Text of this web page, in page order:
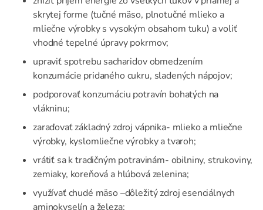
skrytej forme (tučné mäso, plnotučné mlieko a
mliečne výrobky s vysokým obsahom tuku) a voliť
vhodné tepelné úpravy pokrmov;
upraviť spotrebu sacharidov obmedzením
konzumácie pridaného cukru, sladených nápojov;
podporovať konzumáciu potravín bohatých na
vlákninu;
zaraďovať základný zdroj vápnika- mlieko a mliečne
výrobky, kyslomliečne výrobky a tvaroh;
vrátiť sa k tradičným potravinám- obilniny, strukoviny,
zemiaky, koreňová a hlúbová zelenina;
využívať chudé mäso –dôležitý zdroj esenciálnych
aminokyselín a železa;